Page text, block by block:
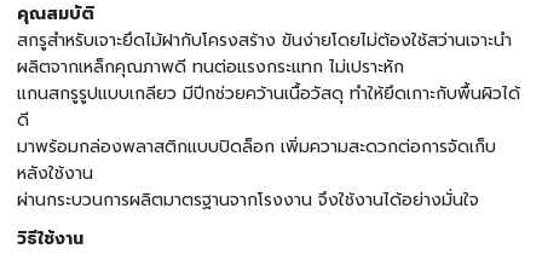
คุณสมบัติ
สกรูสำหรับเจาะยึดไม้ฝากับโครงสร้าง ขันง่ายโดยไม่ต้องใช้สว่านเจาะนำ
ผลิตจากเหล็กคุณภาพดี ทนต่อแรงกระแทก ไม่เปราะหัก
แกนสกรูรูปแบบเกลียว มีปีกช่วยคว้านเนื้อวัสดุ ทำให้ยึดเกาะกับพื้นผิวได้
ดี
มาพร้อมกล่องพลาสติกแบบปิดล็อก เพิ่มความสะดวกต่อการจัดเก็บ
หลังใช้งาน
ผ่านกระบวนการผลิตมาตรฐานจากโรงงาน จึงใช้งานได้อย่างมั่นใจ
วิธีใช้งาน